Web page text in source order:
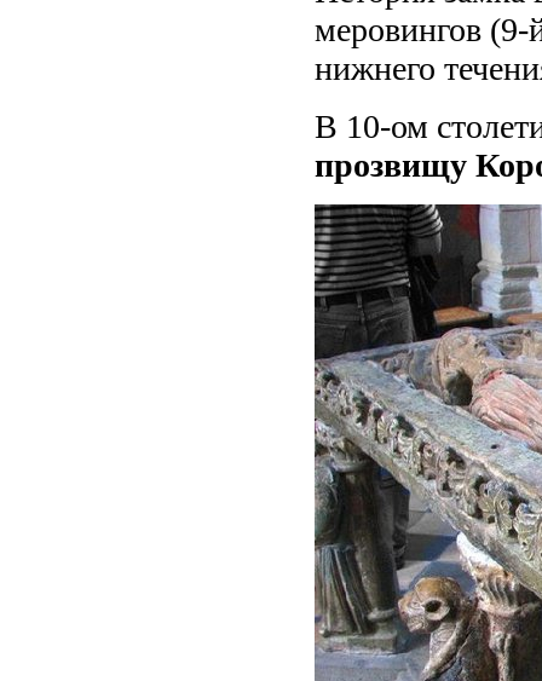
меровингов (9-
нижнего
В 10-ом
прозвищу